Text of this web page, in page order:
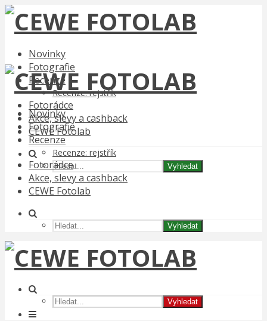
Novinky
Fotografie
Recenze
Recenze: rejstřík
Fotorádce
Akce, slevy a cashback
CEWE Fotolab
Vyhledat
Novinky
Fotografie
Recenze
Recenze: rejstřík
Fotorádce
Akce, slevy a cashback
CEWE Fotolab
Vyhledat
Vyhledat